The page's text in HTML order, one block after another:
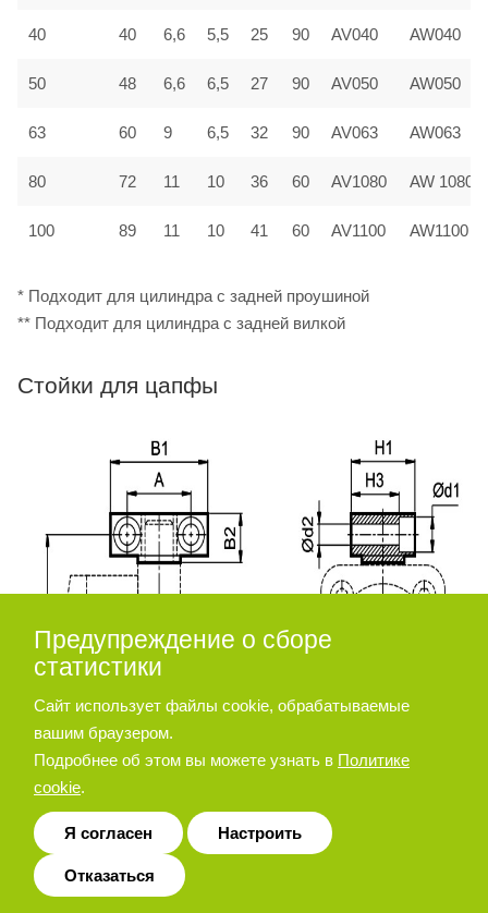
40 40 6,6 5,5 25 90 AV040 AW040
50 48 6,6 6,5 27 90 AV050 AW050
63 60 9 6,5 32 90 AV063 AW063
80 72 11 10 36 60 AV1080 AW 1080
100 89 11 10 41 60 AV1100 AW1100
* Подходит для цилиндра с задней проушиной
** Подходит для цилиндра с задней вилкой
Стойки для цапфы
Диаметр
Предупреждение о сборе
статистики
Сайт использует файлы cookie, обрабатываемые
вашим браузером.
Подробнее об этом вы можете узнать в Политике
cookie.
Я согласен Настроить
Отказаться